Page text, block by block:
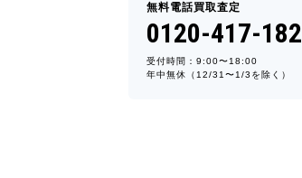
無料電話買取査定
0120-417-182
受付時間：9:00〜18:00
年中無休（12/31〜1/3を除く）